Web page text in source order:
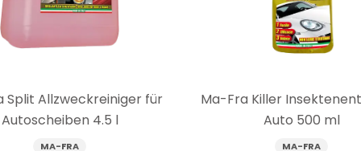
und in der Nähe von Displays – ist es besser, den
und empfindlichen Oberflächen ist es vorzuziehen, Ma-Fra
oder Bootsscheiben verwendet werden, ohne
Reinigung von Fensterscheiben,
Split Allzweckreiniger für
Autoscheiben 4.5 l
MA-FRA
Ma-Fra Killer
Auto 500 ml
MA-FRA